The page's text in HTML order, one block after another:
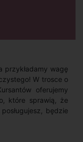
przykładamy wagę
W trosce o
oferujemy
które sprawią, że
będzie